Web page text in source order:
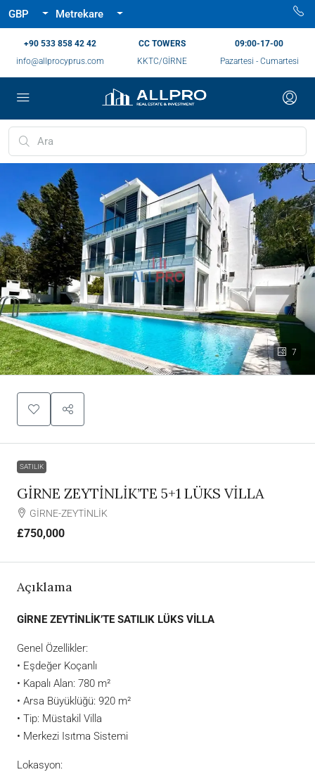
GBP Metrekare
‪+90 533 858 42 42‬
info@allprocyprus.com
CC TOWERS
KKTC/GİRNE
09:00-17-00
Pazartesi - Cumartesi
7
SATILIK
GİRNE ZEYTİNLİK’TE 5+1 LÜKS VİLLA
GİRNE-ZEYTİNLİK
£750,000
Açıklama
GİRNE ZEYTİNLİK’TE SATILIK LÜKS VİLLA
Genel Özellikler:
• Eşdeğer Koçanlı
• Kapalı Alan: 780 m²
• Arsa Büyüklüğü: 920 m²
• Tip: Müstakil Villa
• Merkezi Isıtma Sistemi
Lokasyon: